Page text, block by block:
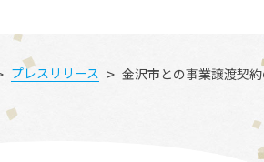
プレスリリース > 金沢市との事業譲渡契